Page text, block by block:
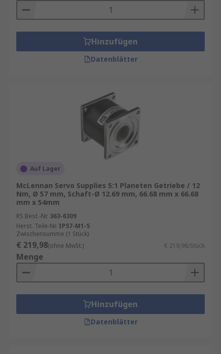
Hinzufügen
Datenblätter
Auf Lager
McLennan Servo Supplies 5:1 Planeten Getriebe / 12
Nm, Ø 57 mm, Schaft-Ø 12.69 mm, 66.68 mm x 66.68
mm x 54mm
RS Best.-Nr. 363-6309
Herst. Teile-Nr. IP57-M1-5
Zwischensumme (1 Stück)
€ 219,98(ohne MwSt.) € 219,98/Stück
Menge
Hinzufügen
Datenblätter